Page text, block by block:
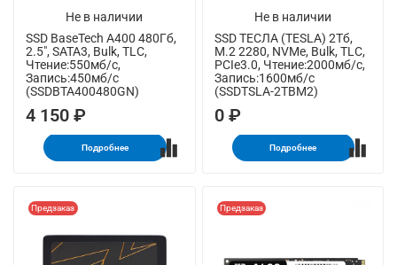
Не в наличии
SSD BaseTech A400 480Гб,
2.5", SATA3, Bulk, TLC,
Чтение:550мб/с,
Запись:450мб/с
(SSDBTA400480GN)
4 150 ₽
Подробнее
Не в наличии
SSD ТЕСЛА (TESLA) 2Тб,
M.2 2280, NVMe, Bulk, TLC,
PCIe3.0, Чтение:2000мб/с,
Запись:1600мб/с
(SSDTSLA-2TBM2)
0 ₽
Подробнее
Предзаказ Предзаказ